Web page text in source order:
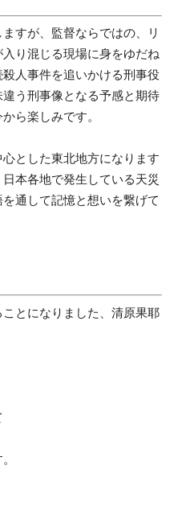
すが、監督ならではの、リ
り混じる現場に身をゆだね
人事件を追いかける刑事役
う刑事像となる予感と期待
ら楽しみです。
とした東北地方になります
本各地で発生している天災
通して記憶と想いを繋げて
とになりました、清原果耶